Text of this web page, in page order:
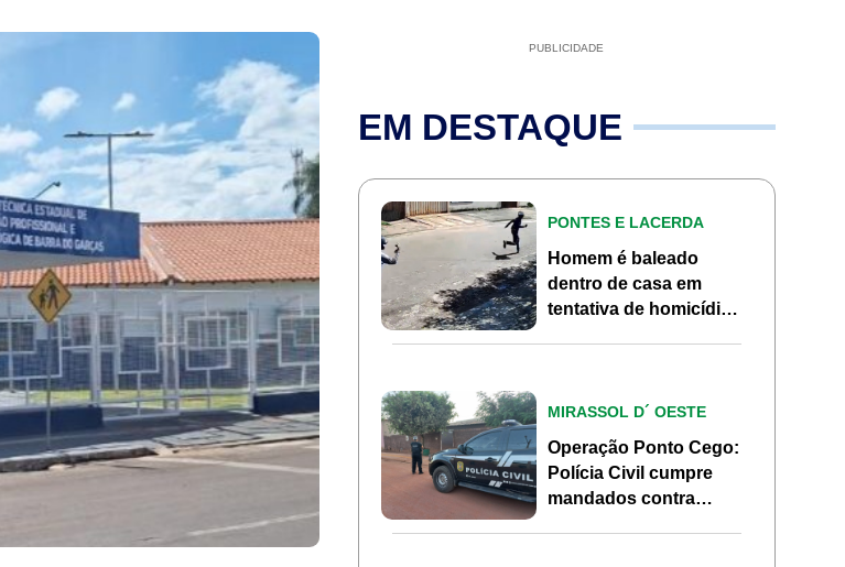
PUBLICIDADE
EM DESTAQUE
PONTES E LACERDA
Homem é baleado
dentro de casa em
tentativa de homicídio
MIRASSOL D´ OESTE
Operação Ponto Cego:
Polícia Civil cumpre
mandados contra